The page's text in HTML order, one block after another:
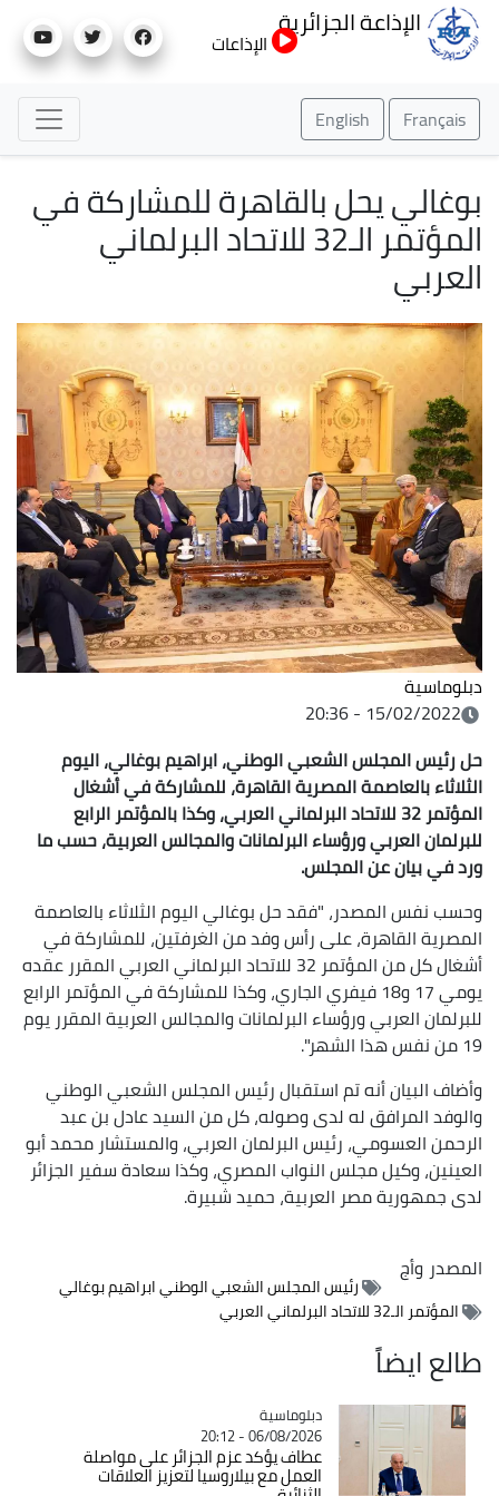
إلى
الإذاعة الجزائرية
الإذاعات
Français
English
بوغالي يحل بالقاهرة للمشاركة في
المؤتمر الـ32 للاتحاد البرلماني
العربي
دبلوماسية
15/02/2022 - 20:36
حل رئيس المجلس الشعبي الوطني، ابراهيم بوغالي، اليوم
الثلاثاء بالعاصمة المصرية القاهرة، للمشاركة في أشغال
المؤتمر 32 للاتحاد البرلماني العربي، وكذا بالمؤتمر الرابع
للبرلمان العربي ورؤساء البرلمانات والمجالس العربية، حسب ما
ورد في بيان عن المجلس.
وحسب نفس المصدر، "فقد حل بوغالي اليوم الثلاثاء بالعاصمة
المصرية القاهرة، على رأس وفد من الغرفتين، للمشاركة في
أشغال كل من المؤتمر 32 للاتحاد البرلماني العربي المقرر عقده
يومي 17 و18 فيفري الجاري، وكذا للمشاركة في المؤتمر الرابع
للبرلمان العربي ورؤساء البرلمانات والمجالس العربية المقرر يوم
19 من نفس هذا الشهر".
وأضاف البيان أنه تم استقبال رئيس المجلس الشعبي الوطني
والوفد المرافق له لدى وصوله، كل من السيد عادل بن عبد
الرحمن العسومي، رئيس البرلمان العربي، والمستشار محمد أبو
العينين، وكيل مجلس النواب المصري، وكذا سعادة سفير الجزائر
لدى جمهورية مصر العربية، حميد شبيرة.
المصدروأج
رئيس المجلس الشعبي الوطني ابراهيم بوغالي
المؤتمر الـ32 للاتحاد البرلماني العربي
طالع ايضاً
Catégorie
دبلوماسية
06/08/2026 - 20:12
عطاف يؤكد عزم الجزائر على مواصلة
العمل مع بيلاروسيا لتعزيز العلاقات